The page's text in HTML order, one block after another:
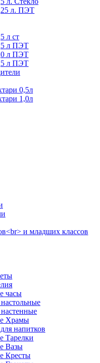
л. ПЭТ
л ст
л ПЭТ
л ПЭТ
л ПЭТ
0,5л
1,0л
и младших классов
часы
Храмы
напитков
Тарелки
Вазы
Кресты